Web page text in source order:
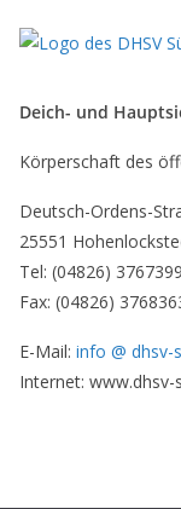
Deich- und
Körperschaft des
Deutsch-Ordens-
25551
Tel: (04826) 3767399
Fax: (04826)
E-Mail: info @ dhsv-
Internet: www.dhsv-